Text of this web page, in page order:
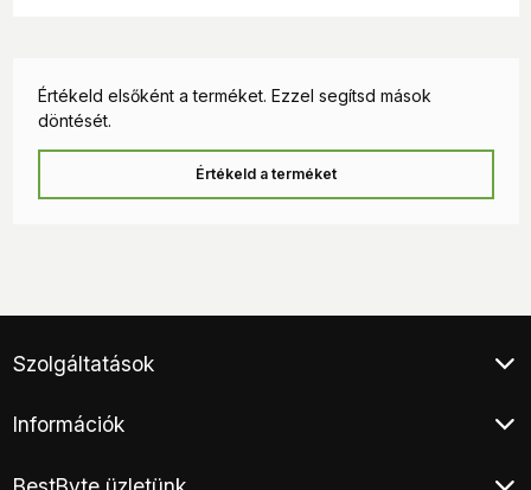
Értékeld elsőként a terméket. Ezzel segítsd mások
döntését.
Értékeld a terméket
Szolgáltatások
Végleges adattörlés
E-hulladék átvétel
Információk
Adatkezelési tájékoztató